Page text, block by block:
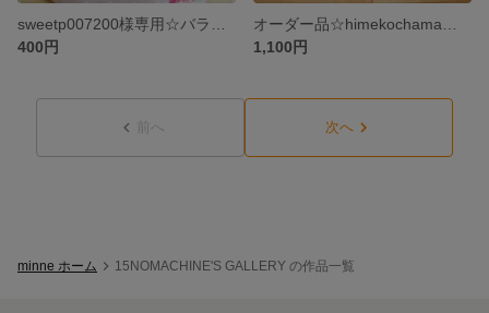
400円
1,100円
前へ 次へ
minne ホーム 15NOMACHINE'S GALLERY の作品一覧